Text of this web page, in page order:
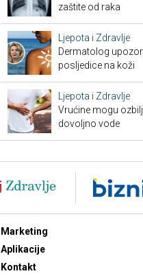
zaštite od raka
Ljepota i Zdravlje
Dermatolog
posljedice na koži
Ljepota i Zdravlje
Vrućine mogu
dovoljno vode
Marketing
Aplikacije
Kontakt